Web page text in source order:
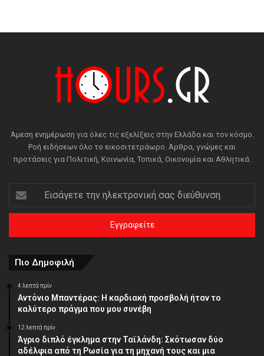
Άμεση ενημέρωση για όλες τις εξελίξεις στην Ελλάδα και τον κόσμο.
Ροή ειδήσεων όλο το εικοσιτετράωρο. Άρθρα, γνώμες και
προτάσεις για Πολιτική, Κοινωνία, Τοπικά, Οικονομία και Αθλητικά.
την
ηλεκτρονική
διεύθυνση
Πιο Δημοφιλή
4 λεπτά πρίν
Αντόνιο Μπαντέρας: Η καρδιακή προσβολή ήταν το
καλύτερο πράγμα που μου συνέβη
12 λεπτά πρίν
Άγριο διπλό έγκλημα στην Ταϊλάνδη: Σκότωσαν δύο
αδέλφια από τη Ρωσία για τη μηχανή τους και μια